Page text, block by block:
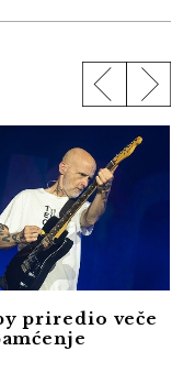
priredio veče